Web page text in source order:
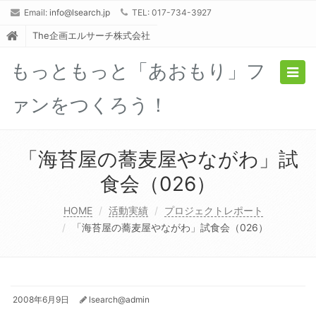
Email: info@lsearch.jp TEL: 017-734-3927
The企画エルサーチ株式会社
もっともっと「あおもり」フ
ァンをつくろう！
「海苔屋の蕎麦屋やながわ」試
食会（026）
HOME 活動実績
プロジェクトレポート
「海苔屋の蕎麦屋やながわ」試食会（026）
2008年6月9日 lsearch@admin